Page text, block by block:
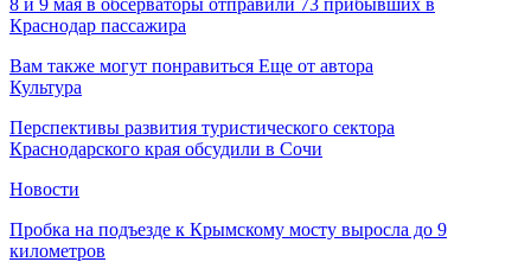
Краснодар пассажира
Вам также могут понравиться Еще от автора
Культура
Перспективы развития туристического сектора
Краснодарского края обсудили в Сочи
Новости
Пробка на подъезде к Крымскому мосту выросла до 9
километров